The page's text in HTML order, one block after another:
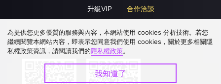
升級VIP
合作洽談
下載 APP
為提供您更多優質的服務與內容，本網站使用 cookies 分析技術。若您
繼續閱覽本網站內容，即表示您同意我們使用 cookies，關於更多相關隱
私權政策資訊，請閱讀我們的隱私權政策。
我知道了